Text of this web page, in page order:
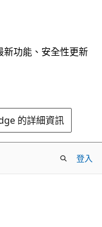
功能、安全性更新
的詳細資訊
登入